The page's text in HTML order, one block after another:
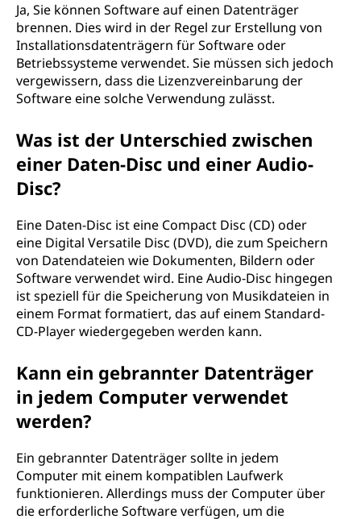
Ja, Sie können Software auf einen Datenträger
brennen. Dies wird in der Regel zur Erstellung von
Installationsdatenträgern für Software oder
Betriebssysteme verwendet. Sie müssen sich jedoch
vergewissern, dass die Lizenzvereinbarung der
Software eine solche Verwendung zulässt.
Was ist der Unterschied zwischen
einer Daten-Disc und einer Audio-
Disc?
Eine Daten-Disc ist eine Compact Disc (CD) oder
eine Digital Versatile Disc (DVD), die zum Speichern
von Datendateien wie Dokumenten, Bildern oder
Software verwendet wird. Eine Audio-Disc hingegen
ist speziell für die Speicherung von Musikdateien in
einem Format formatiert, das auf einem Standard-
CD-Player wiedergegeben werden kann.
Kann ein gebrannter Datenträger
in jedem Computer verwendet
werden?
Ein gebrannter Datenträger sollte in jedem
Computer mit einem kompatiblen Laufwerk
funktionieren. Allerdings muss der Computer über
die erforderliche Software verfügen, um die